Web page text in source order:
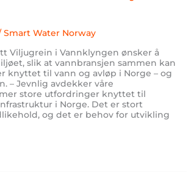
Smart Water Norway
Viljugrein i Vannklyngen ønsker å
slik at vannbransjen sammen kan
knyttet til vann og avløp i Norge – og
– Jevnlig avdekker våre
store utfordringer knyttet til
i Norge. Det er stort
og det er behov for utvikling